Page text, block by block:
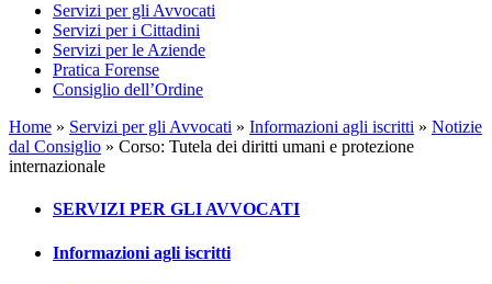
Servizi per gli Avvocati
Servizi per i Cittadini
Servizi per le Aziende
Pratica Forense
Consiglio dell’Ordine
Home » Servizi per gli Avvocati » Informazioni agli iscritti » Notizie
dal Consiglio » Corso: Tutela dei diritti umani e protezione
internazionale
SERVIZI PER GLI AVVOCATI
Informazioni agli iscritti